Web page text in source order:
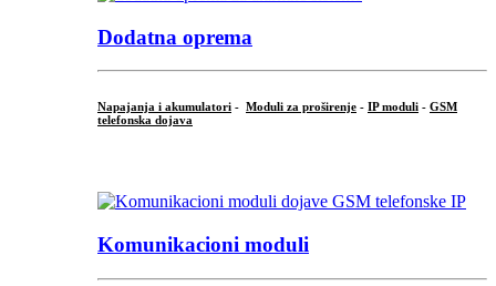
Dodatna oprema
Napajanja i akumulatori - Moduli za proširenje - IP moduli - GSM
telefonska dojava
Komunikacioni moduli